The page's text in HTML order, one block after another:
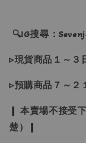
🔍IG搜尋：
▹現貨商品１～３
▹預購商品７～２
❙ 本賣場不接受
楚）❙